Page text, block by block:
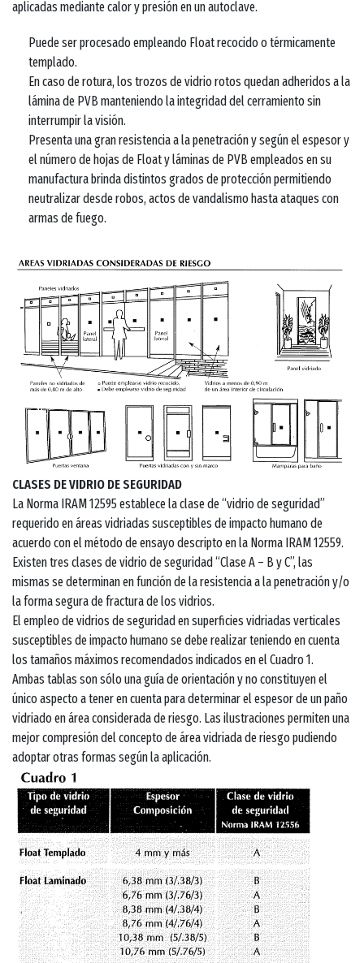
aplicadas mediante calor y presión en un autoclave.
Puede ser procesado empleando Float recocido o térmicamente
templado.
En caso de rotura, los trozos de vidrio rotos quedan adheridos a la
lámina de PVB manteniendo la integridad del cerramiento sin
interrumpir la visión.
Presenta una gran resistencia a la penetración y según el espesor y
el número de hojas de Float y láminas de PVB empleados en su
manufactura brinda distintos grados de protección permitiendo
neutralizar desde robos, actos de vandalismo hasta ataques con
armas de fuego.
CLASES DE VIDRIO DE SEGURIDAD
La Norma IRAM 12595 establece la clase de “vidrio de seguridad”
requerido en áreas vidriadas susceptibles de impacto humano de
acuerdo con el método de ensayo descripto en la Norma IRAM 12559.
Existen tres clases de vidrio de seguridad “Clase A – B y C”, las
mismas se determinan en función de la resistencia a la penetración y/o
la forma segura de fractura de los vidrios.
El empleo de vidrios de seguridad en superficies vidriadas verticales
susceptibles de impacto humano se debe realizar teniendo en cuenta
los tamaños máximos recomendados indicados en el Cuadro 1.
Ambas tablas son sólo una guía de orientación y no constituyen el
único aspecto a tener en cuenta para determinar el espesor de un paño
vidriado en área considerada de riesgo. Las ilustraciones permiten una
mejor compresión del concepto de área vidriada de riesgo pudiendo
adoptar otras formas según la aplicación.